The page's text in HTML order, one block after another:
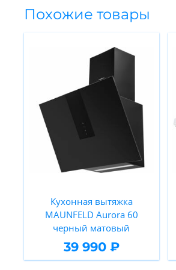
Похожие товары
Кухонная вытяжка
MAUNFELD Aurora 60
черный матовый
39 990 ₽